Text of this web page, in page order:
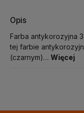
Opis
Farba antykorozyjna
tej farbie
(czarnym)… Więcej